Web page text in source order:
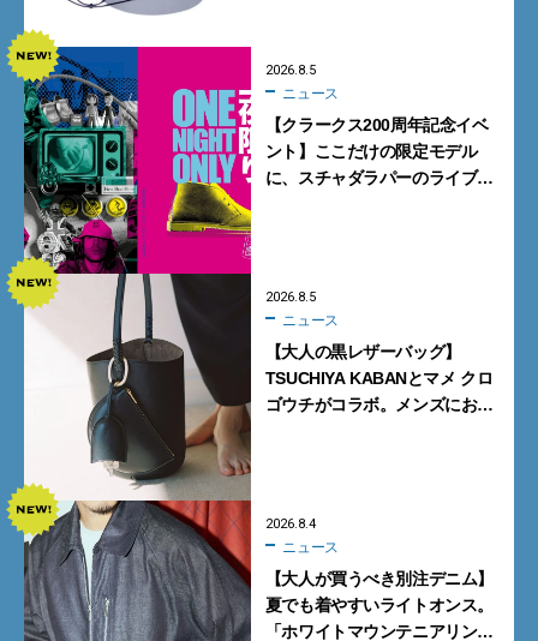
2026.8.5
ニュース
【クラークス200周年記念イベ
ント】ここだけの限定モデル
に、スチャダラパーのライブ
2026.8.5
ニュース
【大人の黒レザーバッグ】
TSUCHIYA KABANとマメ クロ
ゴウチがコラボ。メンズにおす
2026.8.4
ニュース
【大人が買うべき別注デニム】
夏でも着やすいライトオンス。
「ホワイトマウンテニアリン